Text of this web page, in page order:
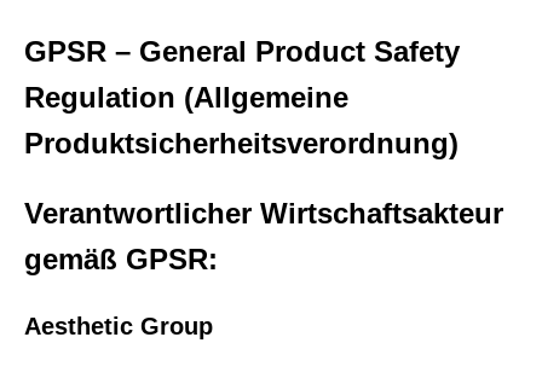
GPSR – General Product Safety
Regulation (Allgemeine
Produktsicherheitsverordnung)
Verantwortlicher Wirtschaftsakteur
gemäß GPSR:
Aesthetic Group